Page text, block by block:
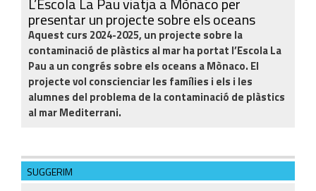
presentar un projecte sobre els oceans
Aquest curs 2024-2025, un projecte sobre la
contaminació de plàstics al mar ha portat l’Escola La
Pau a un congrés sobre els oceans a Mònaco. El
projecte vol conscienciar les famílies i els i les
alumnes del problema de la contaminació de plàstics
al mar Mediterrani.
SUGGERIM